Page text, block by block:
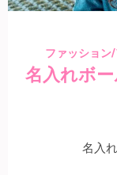
ファッション
名入れボ
名入